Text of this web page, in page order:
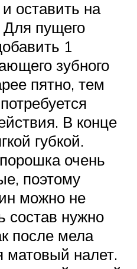
оставить на
Для пущего
1
зубного
пятно, тем
В конце
губкой.
очень
поэтому
можно не
состав нужно
после мела
матовый налет.